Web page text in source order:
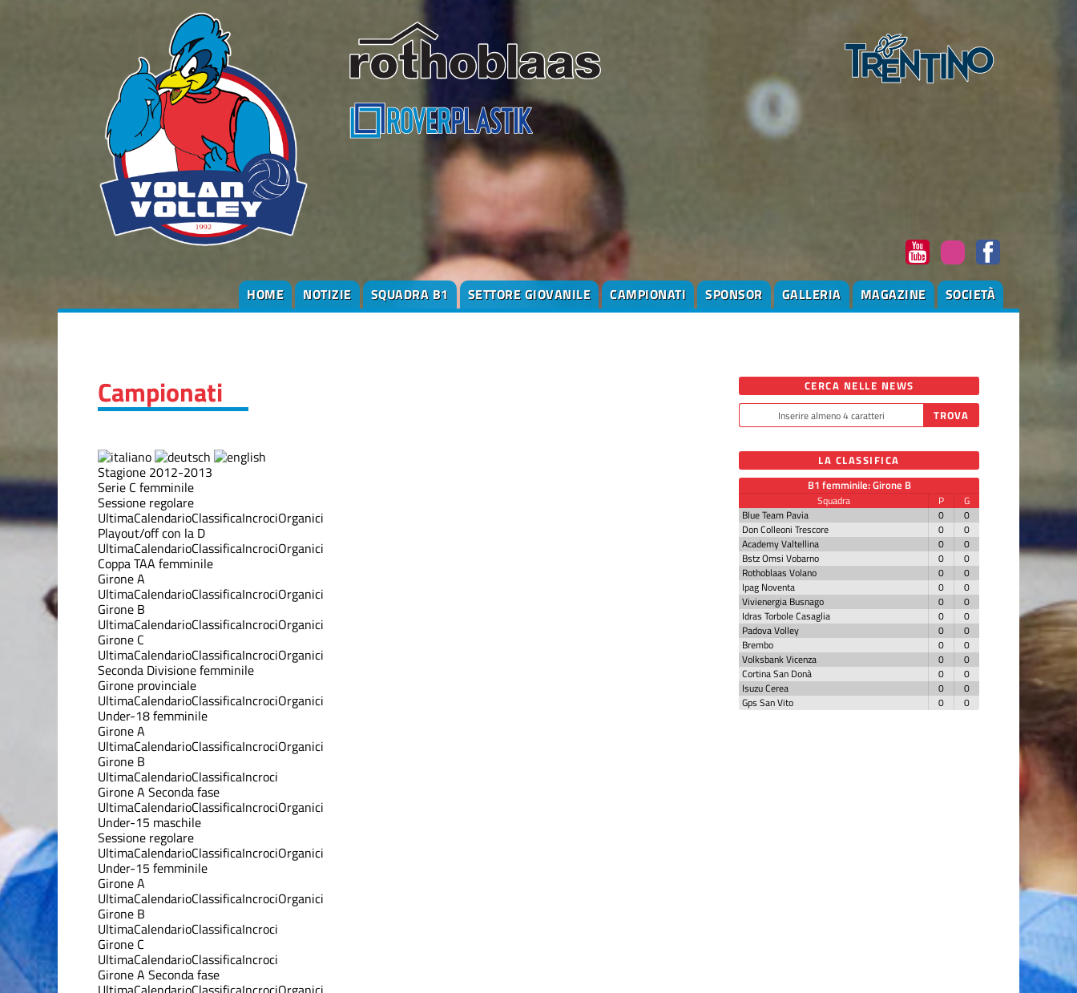
HOME NOTIZIE SQUADRA B1 SETTORE GIOVANILE CAMPIONATI SPONSOR GALLERIA MAGAZINE SOCIETÀ
Campionati
Stagione 2012-2013
Serie C femminile
Sessione regolare
UltimaCalendarioClassificaIncrociOrganici
Playout/off con la D
UltimaCalendarioClassificaIncrociOrganici
Coppa TAA femminile
Girone A
UltimaCalendarioClassificaIncrociOrganici
Girone B
UltimaCalendarioClassificaIncrociOrganici
Girone C
UltimaCalendarioClassificaIncrociOrganici
Seconda Divisione femminile
Girone provinciale
UltimaCalendarioClassificaIncrociOrganici
Under-18 femminile
Girone A
UltimaCalendarioClassificaIncrociOrganici
Girone B
UltimaCalendarioClassificaIncroci
Girone A Seconda fase
UltimaCalendarioClassificaIncrociOrganici
Under-15 maschile
Sessione regolare
UltimaCalendarioClassificaIncrociOrganici
Under-15 femminile
Girone A
UltimaCalendarioClassificaIncrociOrganici
Girone B
UltimaCalendarioClassificaIncroci
Girone C
UltimaCalendarioClassificaIncroci
Girone A Seconda fase
CERCA NELLE NEWS
LA CLASSIFICA
B1 femminile: Girone B
Squadra P
G
Blue Team Pavia
0
0
Don Colleoni Trescore
0
0
Academy Valtellina
0
0
Bstz Omsi Vobarno
0
0
Rothoblaas Volano
0
0
Ipag Noventa
0
0
Vivienergia Busnago
0
0
Idras Torbole Casaglia
0
0
Padova Volley
0
0
Brembo
0
0
Volksbank Vicenza
0
0
Cortina San Donà
0
0
Isuzu Cerea
0
0
Gps San Vito
0 0